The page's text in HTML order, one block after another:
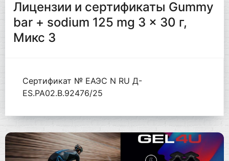
Лицензии и сертификаты Gummy
bar + sodium 125 mg 3 x 30 г,
Микс 3
Сертификат № ЕАЭС N RU Д-
ES.РА02.В.92476/25